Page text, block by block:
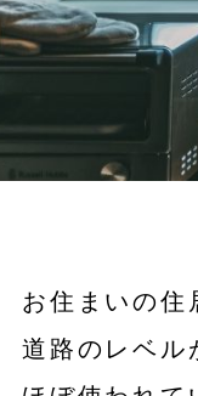
お住まいの住
道路のレベル